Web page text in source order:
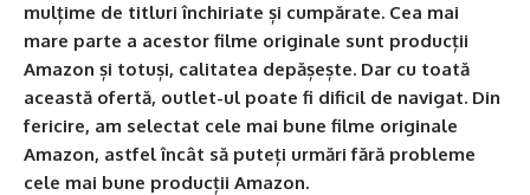
mulțime de titluri închiriate și cumpărate. Cea mai
mare parte a acestor filme originale sunt producții
Amazon și totuși, calitatea depășește. Dar cu toată
această ofertă, outlet-ul poate fi dificil de navigat. Din
fericire, am selectat cele mai bune filme originale
Amazon, astfel încât să puteți urmări fără probleme
cele mai bune producții Amazon.